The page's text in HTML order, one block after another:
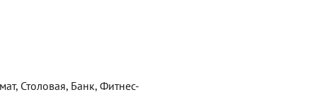
Столовая, Банк, Фитнес-